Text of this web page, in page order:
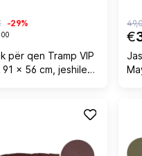
00
-29%
për qen Tramp VIP
91 x 56 cm, jeshile
€